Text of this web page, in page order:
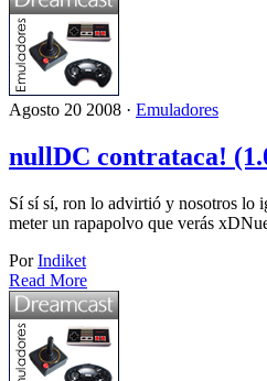
Agosto 20 2008 · Emuladores
nullDC contrataca!
Sí sí sí, ron lo advirtió y nosotros lo
meter un rapapolvo que verás
PorIndiket
Read More